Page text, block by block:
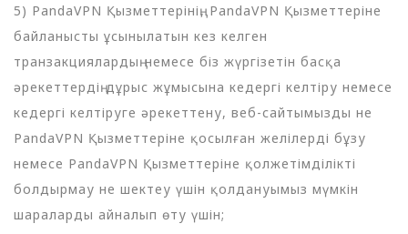
5) PandaVPN Қызметтерінің, PandaVPN Қызметтеріне
байланысты ұсынылатын кез келген
транзакциялардың немесе біз жүргізетін басқа
әрекеттердің дұрыс жұмысына кедергі келтіру немесе
кедергі келтіруге әрекеттену, веб-сайтымызды не
PandaVPN Қызметтеріне қосылған желілерді бұзу
немесе PandaVPN Қызметтеріне қолжетімділікті
болдырмау не шектеу үшін қолдануымыз мүмкін
шараларды айналып өту үшін;